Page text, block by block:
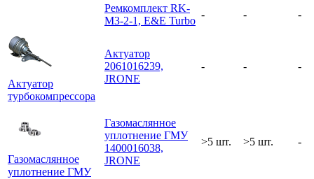
Ремкомплект RK-
M3-2-1, E&E Turbo
- - -
Актуатор
турбокомпрессора
Актуатор
2061016239,
JRONE
- - -
Газомаслянное
уплотнение ГМУ
Газомаслянное
уплотнение ГМУ
1400016038,
JRONE
>5 шт. >5 шт. -